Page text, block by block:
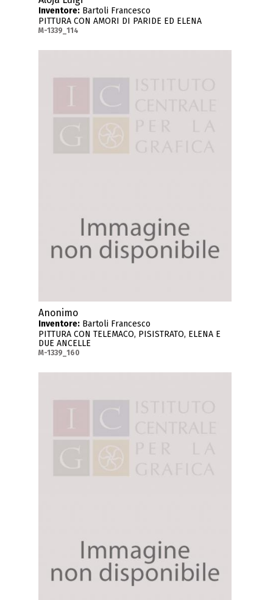
Inventore: Bartoli Francesco
PITTURA CON AMORI DI PARIDE ED ELENA
M-1339_114
Anonimo
Inventore: Bartoli Francesco
PITTURA CON TELEMACO, PISISTRATO, ELENA E
DUE ANCELLE
M-1339_160